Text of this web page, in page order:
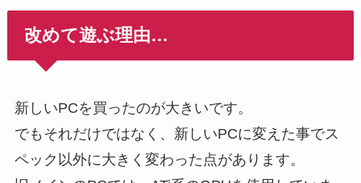
改めて遊ぶ理由…
新しいPCを買ったのが大きいです。
でもそれだけではなく、新しいPCに変えた事でス
ペック以外に大きく変わった点があります。